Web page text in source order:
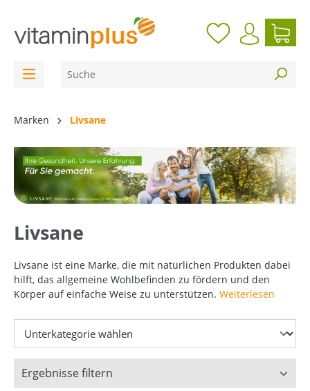
Marken Livsane
Livsane
Livsane ist eine Marke, die mit natürlichen Produkten dabei
hilft, das allgemeine Wohlbefinden zu fördern und den
Körper auf einfache Weise zu unterstützen. Weiterlesen
Ergebnisse filtern